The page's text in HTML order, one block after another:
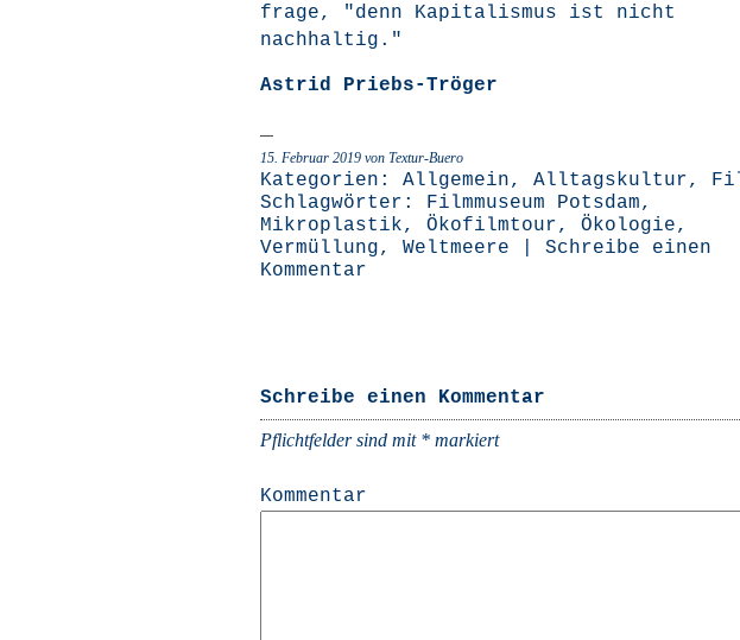
fra­ge, "denn Kapi­ta­lis­mus ist nicht
nachhaltig."
Astrid Priebs-Trö­ger
15. Februar 2019 von Textur-Buero
Kategorien: Allgemein, Alltagskultur,
Schlagwörter: Filmmuseum Potsdam,
Mikroplastik, Ökofilmtour, Ökologie,
Vermüllung, Weltmeere
Schreibe einen
Kommentar
Schreibe einen Kommentar
Pflichtfelder sind mit * markiert
Kommentar